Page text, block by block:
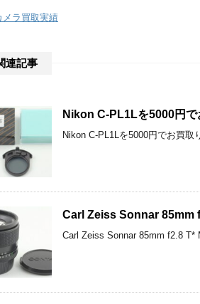
メラ買取実績
連記事
Nikon C-PL1Lを5000円で
Nikon C-PL1Lを5000円でお買
Carl Zeiss Sonnar 85mm
Carl Zeiss Sonnar 85mm f2.8 T*